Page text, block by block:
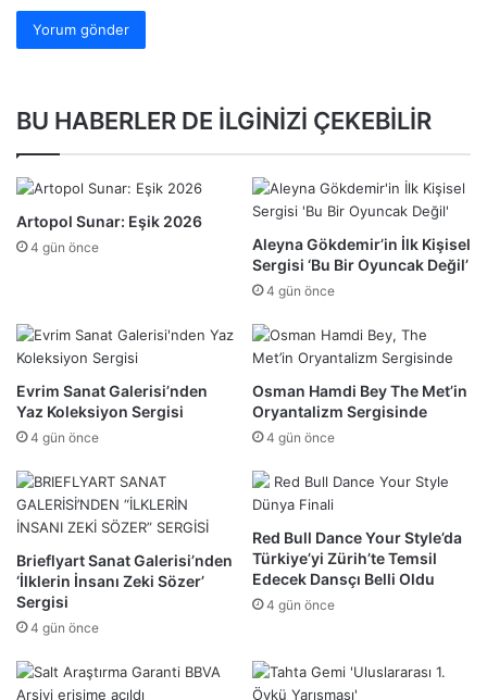
BU HABERLER DE İLGİNİZİ ÇEKEBİLİR
Artopol Sunar: Eşik 2026
4 gün önce
Aleyna Gökdemir’in İlk Kişisel
Sergisi ‘Bu Bir Oyuncak Değil’
4 gün önce
Evrim Sanat Galerisi’nden
Yaz Koleksiyon Sergisi
4 gün önce
Osman Hamdi Bey The Met’in
Oryantalizm Sergisinde
4 gün önce
Brieflyart Sanat Galerisi’nden
‘İlklerin İnsanı Zeki Sözer’
Sergisi
4 gün önce
Red Bull Dance Your Style’da
Türkiye’yi Zürih’te Temsil
Edecek Dansçı Belli Oldu
4 gün önce